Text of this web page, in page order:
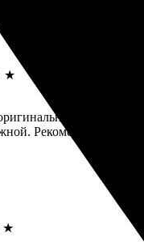
★
коврик для
Рекомендую всем,
★